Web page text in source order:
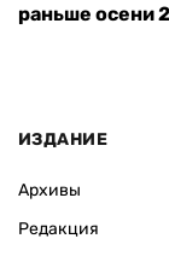
раньше осени
ИЗДАНИЕ
Архивы
Редакция